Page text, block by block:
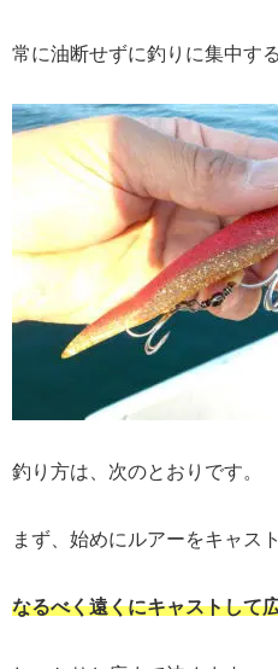
常に油断せずに釣りに集中す
釣り方は、次のとおりです。
まず、始めにルアーをキャス
なるべく遠くにキャストして